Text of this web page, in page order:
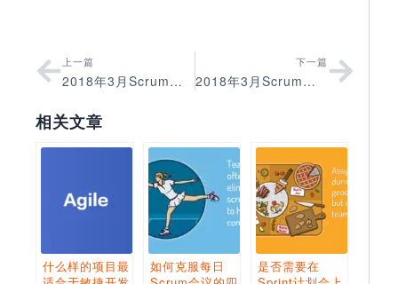
上一篇
2018年3月Scrum中文网上海CSPO认证公开班圆满结束
下一篇
2018年3月Scrum中文网北京CSM认证公开班圆满结束
相关文章
什么样的项目最
如何克服每日
是否需要在